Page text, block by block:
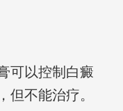
可以控制白癜
但不能治疗。